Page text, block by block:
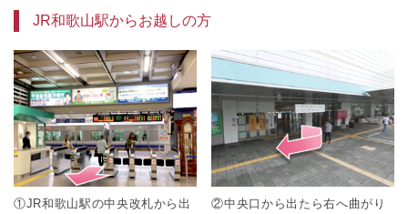
JR和歌山駅からお越しの方
①JR和歌山駅の中央改札から出
②中央口から出たら右へ曲がり